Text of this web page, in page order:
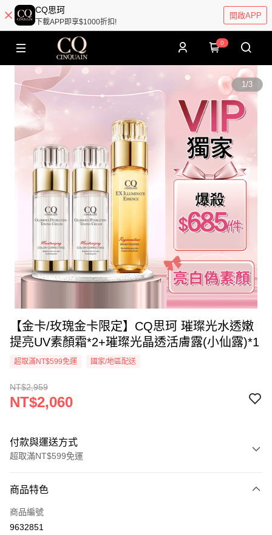
CQ思珂
下載APP即享$1000折扣!
開啟APP
0
1/3
【金卡/玫瑰金卡限定】CQ思珂 璀璨光水透嫩
提亮UV素顏霜*2+璀璨光晶透活膚露(小仙露)*1
超取滿NT$599免運 國家/地區配送
NT$2,959
NT$2,060
付款與運送方式
超取滿NT$599免運
信用卡一次付款
超商取貨付款
商品特色
商品編號
9632851